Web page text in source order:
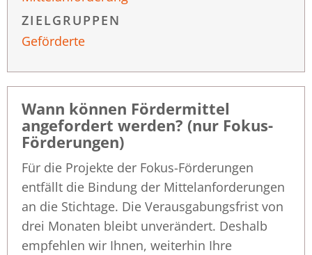
ZIELGRUPPEN
Geförderte
Wann können Fördermittel
angefordert werden? (nur Fokus-
Förderungen)
Für die Projekte der Fokus-Förderungen
entfällt die Bindung der Mittelanforderungen
an die Stichtage. Die Verausgabungsfrist von
drei Monaten bleibt unverändert. Deshalb
empfehlen wir Ihnen, weiterhin Ihre